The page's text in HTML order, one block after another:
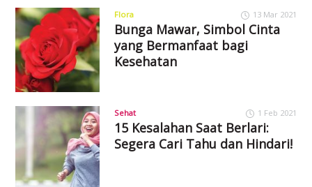
Flora 13 Mar 2021
Bunga Mawar, Simbol Cinta
yang Bermanfaat bagi
Kesehatan
Sehat 1 Feb 2021
15 Kesalahan Saat Berlari:
Segera Cari Tahu dan Hindari!